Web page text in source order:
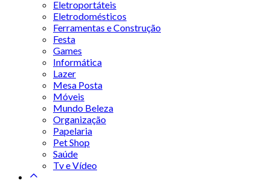
Eletroportáteis
Eletrodomésticos
Ferramentas e Construção
Festa
Games
Informática
Lazer
Mesa Posta
Móveis
Mundo Beleza
Organização
Papelaria
Pet Shop
Saúde
Tv e Vídeo